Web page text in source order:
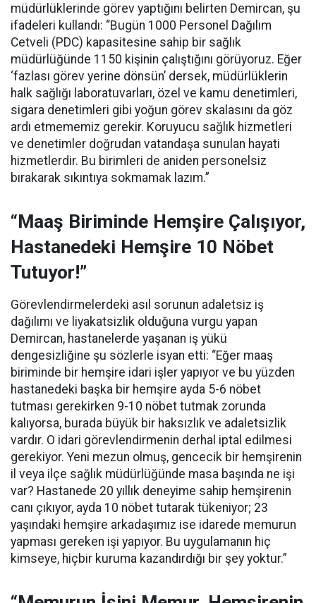
müdürlüklerinde görev yaptığını belirten Demircan, şu
ifadeleri kullandı: “Bugün 1000 Personel Dağılım
Cetveli (PDC) kapasitesine sahip bir sağlık
müdürlüğünde 1150 kişinin çalıştığını görüyoruz. Eğer
‘fazlası görev yerine dönsün’ dersek, müdürlüklerin
halk sağlığı laboratuvarları, özel ve kamu denetimleri,
sigara denetimleri gibi yoğun görev skalasını da göz
ardı etmememiz gerekir. Koruyucu sağlık hizmetleri
ve denetimler doğrudan vatandaşa sunulan hayati
hizmetlerdir. Bu birimleri de aniden personelsiz
bırakarak sıkıntıya sokmamak lazım.”
“Maaş Biriminde Hemşire Çalışıyor,
Hastanedeki Hemşire 10 Nöbet
Tutuyor!”
Görevlendirmelerdeki asıl sorunun adaletsiz iş
dağılımı ve liyakatsizlik olduğuna vurgu yapan
Demircan, hastanelerde yaşanan iş yükü
dengesizliğine şu sözlerle isyan etti: “Eğer maaş
biriminde bir hemşire idari işler yapıyor ve bu yüzden
hastanedeki başka bir hemşire ayda 5-6 nöbet
tutması gerekirken 9-10 nöbet tutmak zorunda
kalıyorsa, burada büyük bir haksızlık ve adaletsizlik
vardır. O idari görevlendirmenin derhal iptal edilmesi
gerekiyor. Yeni mezun olmuş, gencecik bir hemşirenin
il veya ilçe sağlık müdürlüğünde masa başında ne işi
var? Hastanede 20 yıllık deneyime sahip hemşirenin
canı çıkıyor, ayda 10 nöbet tutarak tükeniyor; 23
yaşındaki hemşire arkadaşımız ise idarede memurun
yapması gereken işi yapıyor. Bu uygulamanın hiç
kimseye, hiçbir kuruma kazandırdığı bir şey yoktur.”